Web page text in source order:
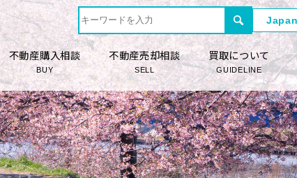
不動産購入相談
BUY
不動産売却相談
SELL
買取について
GUIDELINE